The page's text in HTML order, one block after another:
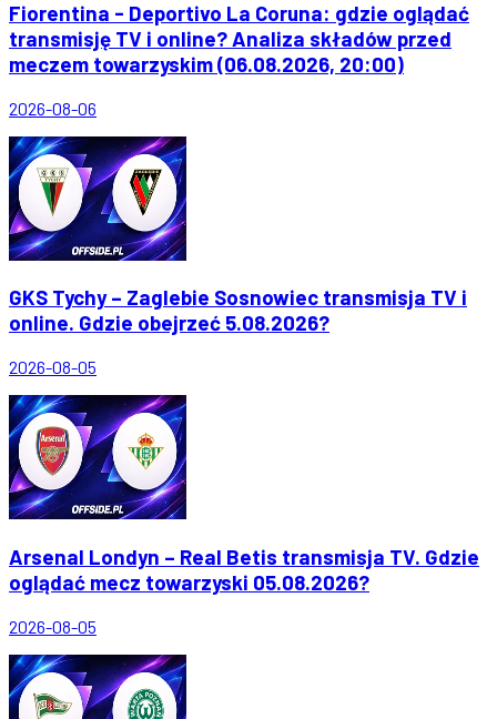
Fiorentina - Deportivo La Coruna: gdzie oglądać
transmisję TV i online? Analiza składów przed
meczem towarzyskim (06.08.2026, 20:00)
2026-08-06
GKS Tychy – Zaglebie Sosnowiec transmisja TV i
online. Gdzie obejrzeć 5.08.2026?
2026-08-05
Arsenal Londyn – Real Betis transmisja TV. Gdzie
oglądać mecz towarzyski 05.08.2026?
2026-08-05